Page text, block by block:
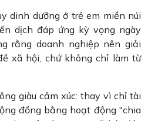
dinh dưỡng ở trẻ em miền núi
dịch đáp ứng kỳ vọng ngày
rằng doanh nghiệp nên giải
xã hội, chứ không chỉ làm từ
giàu cảm xúc: thay vì chỉ tài
đồng bằng hoạt động "chia